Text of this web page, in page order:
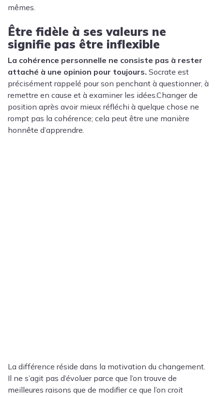
mêmes.
Être fidèle à ses valeurs ne
signifie pas être inflexible
La cohérence personnelle ne consiste pas à rester
attaché à une opinion pour toujours. Socrate est
précisément rappelé pour son penchant à questionner, à
remettre en cause et à examiner les idées.Changer de
position après avoir mieux réfléchi à quelque chose ne
rompt pas la cohérence; cela peut être une manière
honnête d’apprendre.
La différence réside dans la motivation du changement.
Il ne s’agit pas d’évoluer parce que l’on trouve de
meilleures raisons que de modifier ce que l’on croit